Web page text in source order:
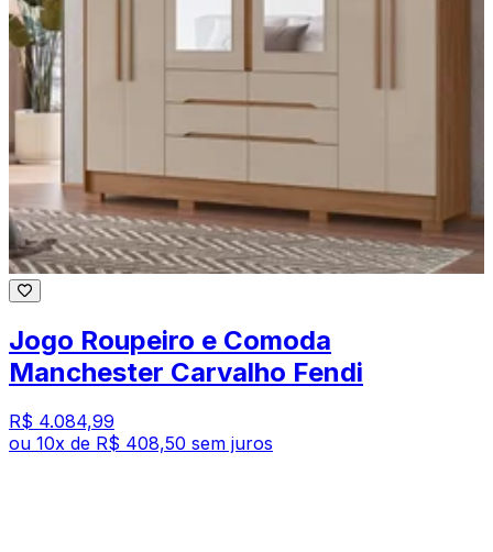
Jogo Roupeiro e Comoda
Manchester Carvalho Fendi
R$ 4.084,99
ou 10x de R$ 408,50 sem juros